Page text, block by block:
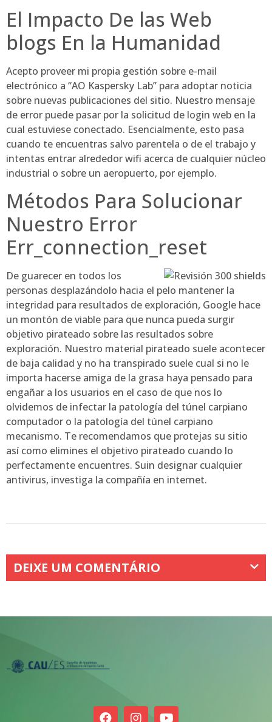
El Impacto De las Web
blogs En la Humanidad
Acepto proveer mi propia gestión sobre e-mail
electrónico a “AO Kaspersky Lab” para adoptar noticia
sobre nuevas publicaciones del sitio. Nuestro mensaje
de error puede pasar por la solicitud de login web en la
cual estuviese conectado. Esencialmente, esto pasa
cuando te encuentras salvo parentela o de el trabajo y
intentas entrar alrededor wifi acerca de cualquier núcleo
industrial o sobre un aeropuerto, por ejemplo.
Métodos Para Solucionar
Nuestro Error
Err_connection_reset
De guarecer en todos los
personas desplazándolo hacia el pelo mantener la
integridad para resultados de exploración, Google hace
un montón de viable para que nunca pueda surgir
objetivo pirateado sobre las resultados sobre
exploración. Nuestro material pirateado suele acontecer
de baja calidad y no ha transpirado suele cual si no le
importa hacerse amiga de la grasa haya pensado para
engañar a los usuarios en el caso de que nos lo
olvidemos de infectar la patologí­a del túnel carpiano
computador o la patologí­a del túnel carpiano
mecanismo. Te recomendamos que protejas su sitio
así­ como elimines el objetivo pirateado cuando lo
perfectamente encuentres. Suin designar cualquier
antivirus, investiga la compañía en internet.
DEIXE UM COMENTÁRIO